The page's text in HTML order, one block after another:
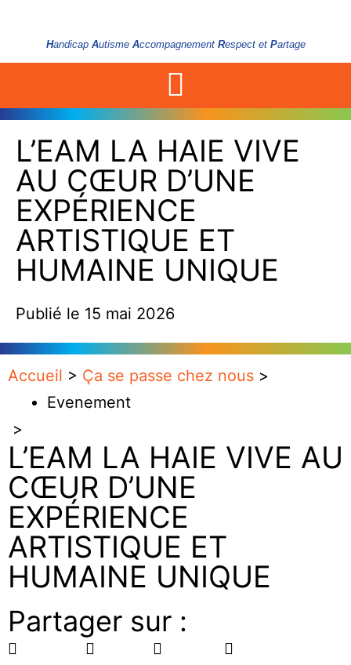
Handicap Autisme Accompagnement Respect et Partage
L’EAM LA HAIE VIVE
AU CŒUR D’UNE
EXPÉRIENCE
ARTISTIQUE ET
HUMAINE UNIQUE
Publié le 15 mai 2026
Accueil > Ça se passe chez nous >
Evenement
>
L’EAM LA HAIE VIVE AU
CŒUR D’UNE
EXPÉRIENCE
ARTISTIQUE ET
HUMAINE UNIQUE
Partager sur :